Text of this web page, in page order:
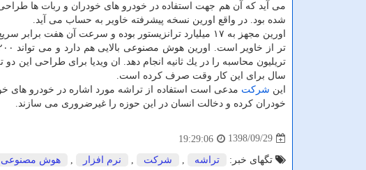
می آید كه آن هم جهت استفاده در خودرو های خودران و ربات ها
شده بود. در واقع اورین نسخه پیشرفته خاویر به حساب می آید.
اورین مجهز به ۱۷ میلیارد ترانزیستور بوده و سرعت آن هفت برابر
تر از خاویر است. اورین هوش مصنوعی بالایی هم
تریلیون محاسبه را در یك ثانیه انجام دهد. ان ویدیا برای طراحی این
سال برای این كار وقت صرف كرده است.
این شركت مدعی است استفاده از تراشه مورد اشاره در خودرو های
خودران كرده و دخالت انسان در این حوزه را غیرضروری می سازند.
1398/09/29
19:29:06
تگهای خبر: تراشه شركت نرم افزار هوش مصنوعی